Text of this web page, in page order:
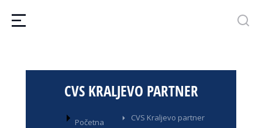
CVS KRALJEVO PARTNER
You are here:
Početna CVS Kraljevo partner